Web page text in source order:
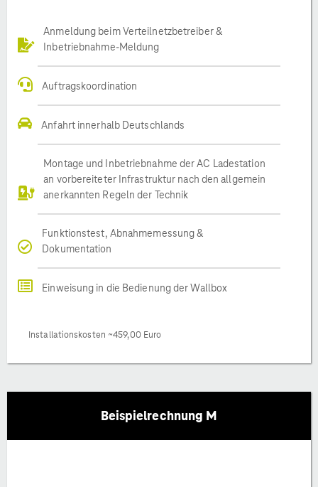
Anmeldung beim Verteilnetzbetreiber &
Inbetriebnahme-Meldung
Auftragskoordination
Anfahrt innerhalb Deutschlands
Montage und Inbetriebnahme der AC Ladestation
an vorbereiteter Infrastruktur nach den allgemein
anerkannten Regeln der Technik
Funktionstest, Abnahmemessung &
Dokumentation
Einweisung in die Bedienung der Wallbox
Installationskosten ~459,00 Euro
Beispielrechnung M